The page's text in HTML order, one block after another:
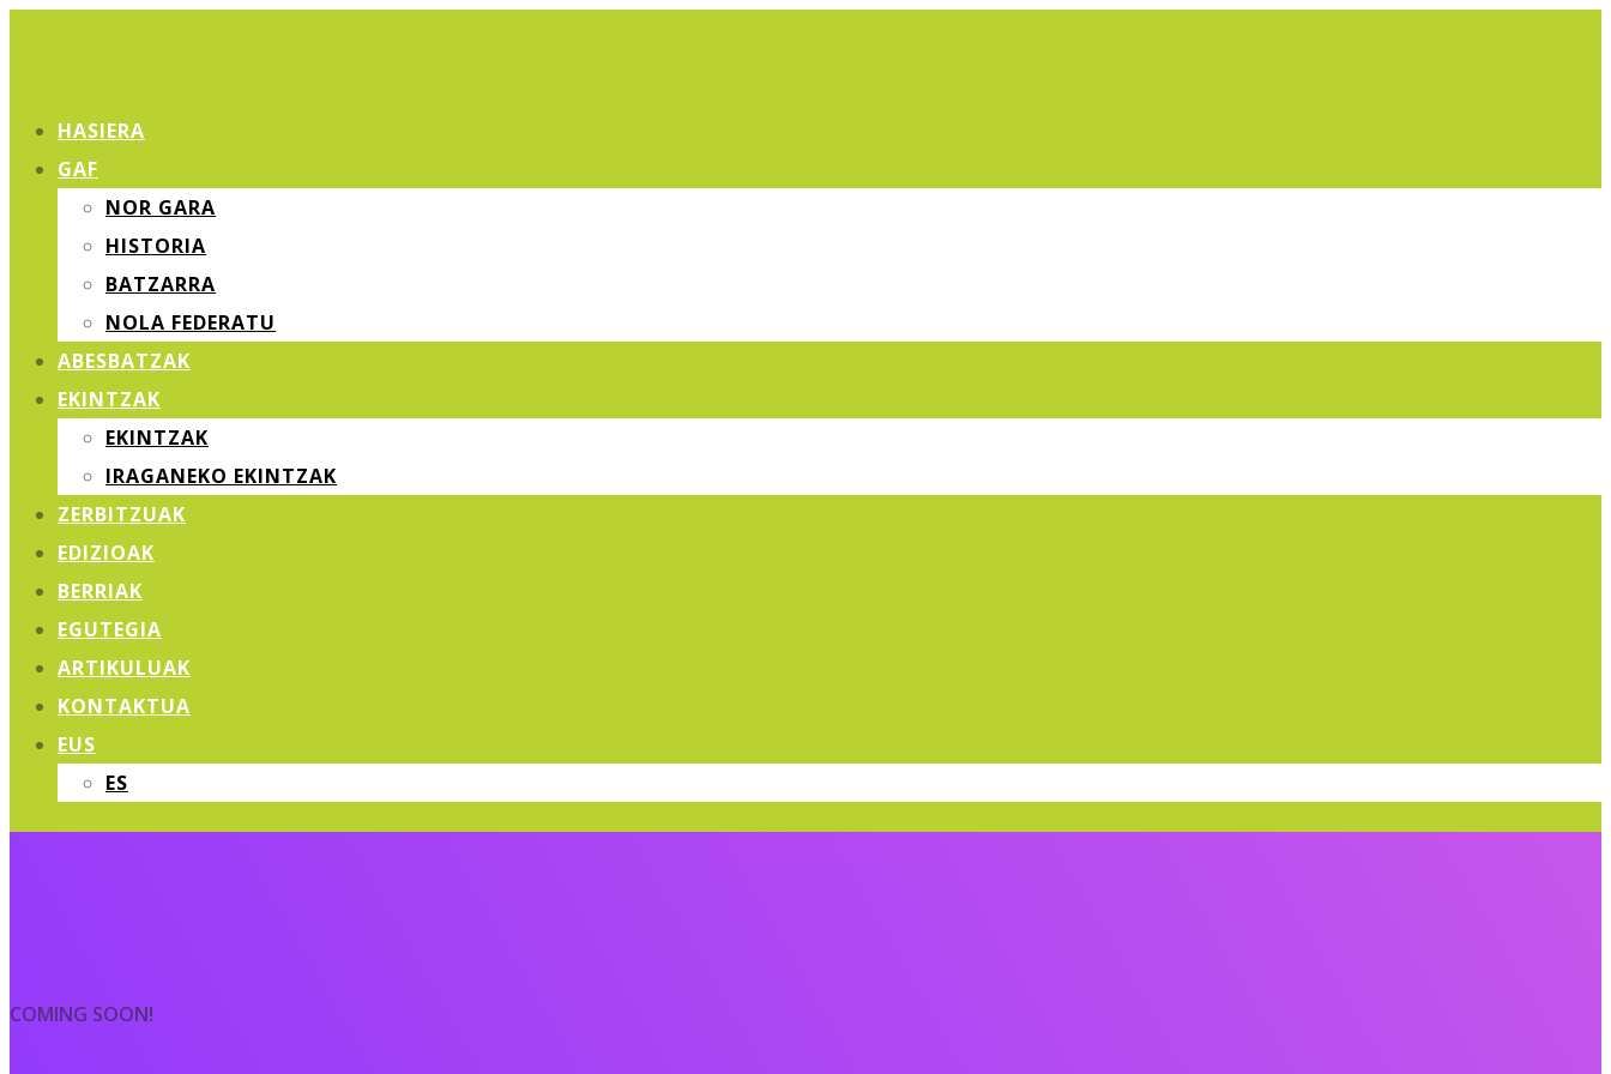
HASIERA
GAF
NOR GARA
HISTORIA
BATZARRA
NOLA FEDERATU
ABESBATZAK
EKINTZAK
EKINTZAK
IRAGANEKO EKINTZAK
ZERBITZUAK
EDIZIOAK
BERRIAK
EGUTEGIA
ARTIKULUAK
KONTAKTUA
EUS
ES
COMING SOON!